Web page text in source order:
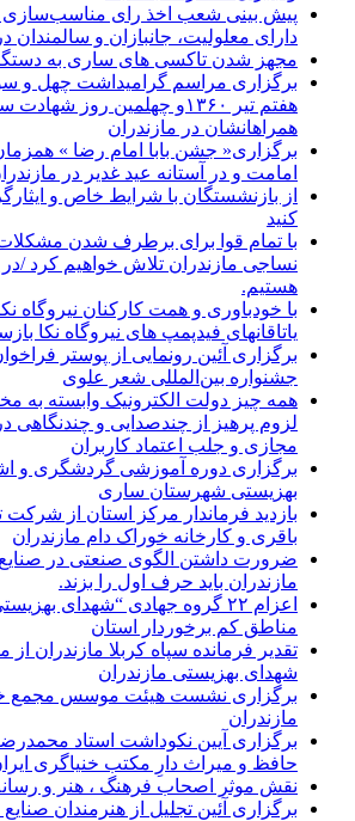
پیش بینی شعب اخذ رای مناسب‌سازی
دارای معلولیت، جانبازان و سالمندان
مجهز شدن تاکسی های ساری به
برگزاری مراسم گرامیداشت چهل و
هفتم تیر ۱۳۶۰و چهلمین روز
همراهانشان در مازندران
برگزاری« جشن بابا امام رضا »
امامت و در آستانه عید غدیر در
از بازنشستگان با شرایط خاص و
کنید
با تمام قوا برای برطرف شدن مشکلات
نساجی مازندران تلاش خواهیم کرد /
هستیم.
با خودباوری و همت کارکنان نیروگاه
یاتاقانهای فیدپمپ های نیروگاه نکا
برگزاری آئین رونمایی از پوستر
جشنواره بین‌المللی شعر علوی
همه چیز دولت الکترونیک وابسته به
لزوم پرهیز از چندصدایی و چندنگاهی
مجازی و جلب اعتماد کاربران
برگزاری دوره آموزشی گردشگری و
بهزیستی شهرستان ساری
بازدید فرماندار مرکز استان از
باقری و کارخانه خوراک دام مازندران
ضرورت داشتن الگوی صنعتی در صنایع
مازندران باید حرف اول را بزند.
اعزام ۲۲ گروه جهادی “شهدای
مناطق کم برخوردار استان
تقدیر فرمانده سپاه کربلا مازندران
شهدای بهزیستی مازندران
برگزاری نشست هیئت موسس مجمع
مازندران
برگزاری آیین نکوداشت استاد
حافظ و میراث دارِ مکتب خنیاگری
نقش موثر اصحاب فرهنگ ، هنر و
برگزاری آئین تجلیل از هنرمندان